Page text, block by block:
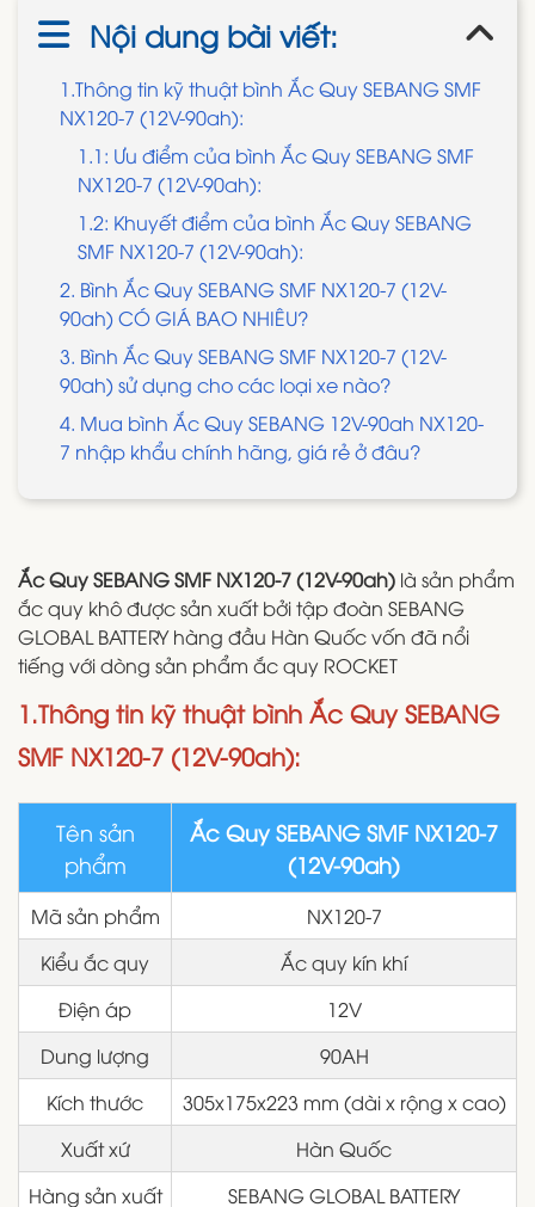
Nội dung bài viết:
1.Thông tin kỹ thuật bình Ắc Quy SEBANG SMF
NX120-7 (12V-90ah):
1.1: Ưu điểm của bình Ắc Quy SEBANG SMF
NX120-7 (12V-90ah):
1.2: Khuyết điểm của bình Ắc Quy SEBANG
SMF NX120-7 (12V-90ah):
2. Bình Ắc Quy SEBANG SMF NX120-7 (12V-
90ah) CÓ GIÁ BAO NHIÊU?
3. Bình Ắc Quy SEBANG SMF NX120-7 (12V-
90ah) sử dụng cho các loại xe nào?
4. Mua bình Ắc Quy SEBANG 12V-90ah NX120-
7 nhập khẩu chính hãng, giá rẻ ở đâu?
Ắc Quy SEBANG SMF NX120-7 (12V-90ah) là sản phẩm
ắc quy khô được sản xuất bởi tập đoàn SEBANG
GLOBAL BATTERY hàng đầu Hàn Quốc vốn đã nổi
tiếng với dòng sản phẩm ắc quy ROCKET
1.Thông tin kỹ thuật bình Ắc Quy SEBANG
SMF NX120-7 (12V-90ah):
Tên sản
phẩm
Ắc Quy SEBANG SMF NX120-7
(12V-90ah)
Mã sản phẩm
NX120-7
Kiểu ắc quy
Ắc quy kín khí
Điện áp
12V
Dung lượng
90AH
Kích thước
305x175x223 mm (dài x rộng x cao)
Xuất xứ
Hàn Quốc
Hàng sản xuất
SEBANG GLOBAL BATTERY